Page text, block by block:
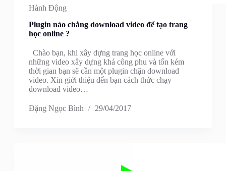
Hành Động
Plugin nào chẳng download video để tạo trang
học online ?
Chào bạn, khi xây dựng trang học online với
những video xây dựng khá công phu và tốn kém
thời gian bạn sẽ cần một plugin chặn download
video. Xin giới thiệu đến bạn cách thức chạy
download video…
Đặng Ngọc Bình 29/04/2017